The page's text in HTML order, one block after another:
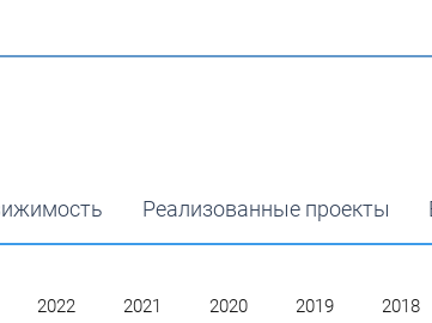
Реализованные проекты
2022 2021 2020 2019 2018